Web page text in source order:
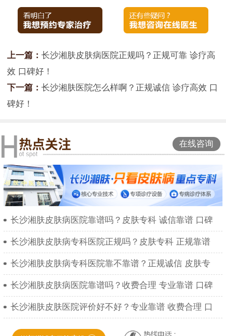
上一篇： 长沙湘肤皮肤病医院正规吗？正规可靠 诊疗高
效 口碑好！
下一篇： 长沙湘肤医院怎么样啊？正规诚信 诊疗高效 口
碑好！
在线咨询
长沙湘肤皮肤病医院靠谱吗？皮肤专科 诚信靠谱 口碑
长沙湘肤皮肤病专科医院正规吗？皮肤专科 正规靠谱
长沙湘肤皮肤病专科医院靠不靠谱？正规诚信 皮肤专
长沙湘肤皮肤病医院靠谱吗？收费合理 专业靠谱 口碑
长沙湘肤皮肤医院评价好不好？专业靠谱 收费合理 口